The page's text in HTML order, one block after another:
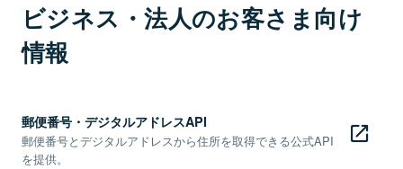
ビジネス・法人のお客さま向け
情報
郵便番号・デジタルアドレスAPI
郵便番号とデジタルアドレスから住所を取得できる公式API
を提供。